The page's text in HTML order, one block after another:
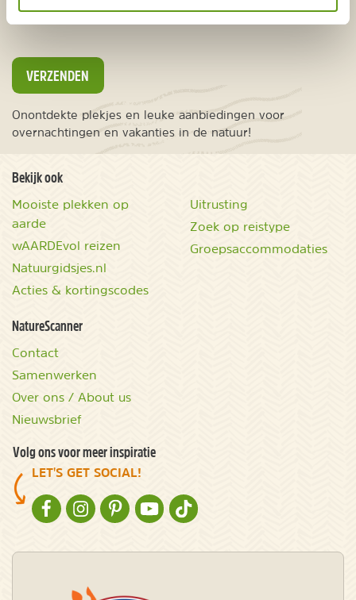
Ver weg
VERZENDEN
Onontdekte plekjes en leuke aanbiedingen voor
overnachtingen en vakanties in de natuur!
Bekijk ook
Mooiste plekken op
aarde
wAARDEvol reizen
Natuurgidsjes.nl
Acties & kortingscodes
Uitrusting
Zoek op reistype
Groepsaccommodaties
NatureScanner
Contact
Samenwerken
Over ons / About us
Nieuwsbrief
Volg ons voor meer inspiratie
LET'S GET SOCIAL!
NATURESCANNER OP FACEBOOK
NATURESCANNER OP INSTAGRAM
NATURESCANNER OP PINTEREST
NATURESCANNER OP YOUTUBE
NATURESCANNER OP TIKTOK